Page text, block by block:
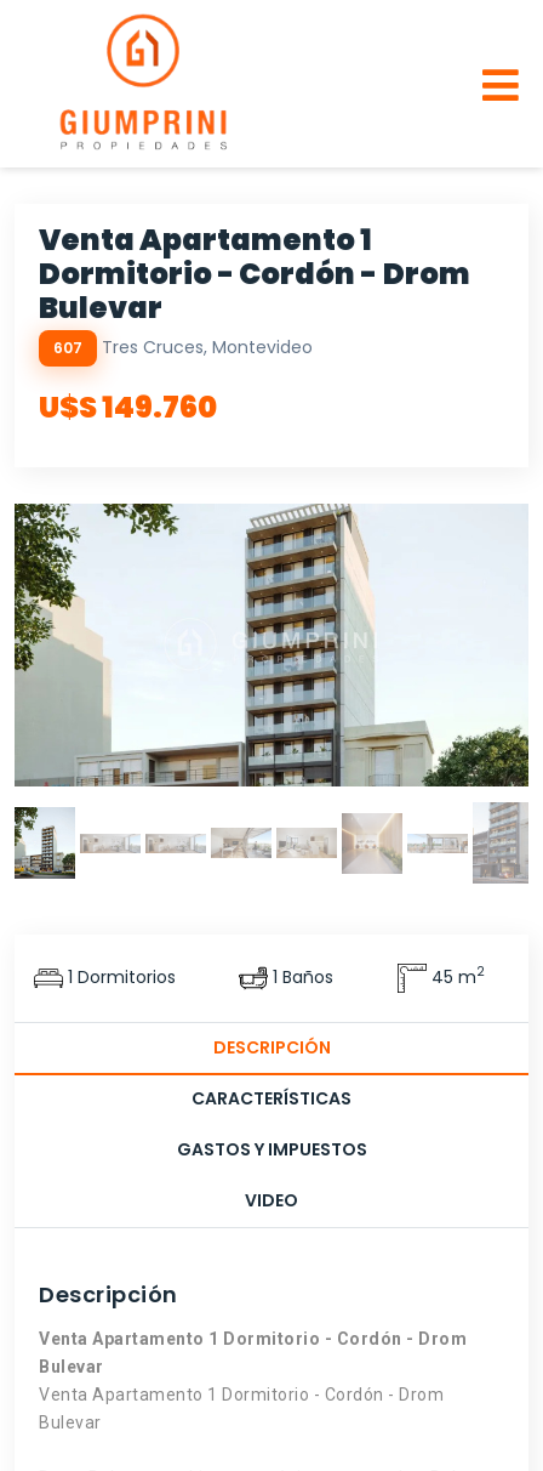
Venta Apartamento 1
Dormitorio - Cordón - Drom
Bulevar
607 Tres Cruces, Montevideo
U$S 149.760
1 Dormitorios 1 Baños 45 m2
DESCRIPCIÓN
CARACTERÍSTICAS
GASTOS Y IMPUESTOS
VIDEO
Descripción
Venta Apartamento 1 Dormitorio - Cordón - Drom
Bulevar
Venta Apartamento 1 Dormitorio - Cordón - Drom
Bulevar